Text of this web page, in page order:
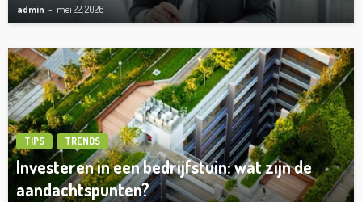
admin mei 22, 2026
TIPS TRENDS
Investeren in een bedrijfstuin: wat zijn de
aandachtspunten?